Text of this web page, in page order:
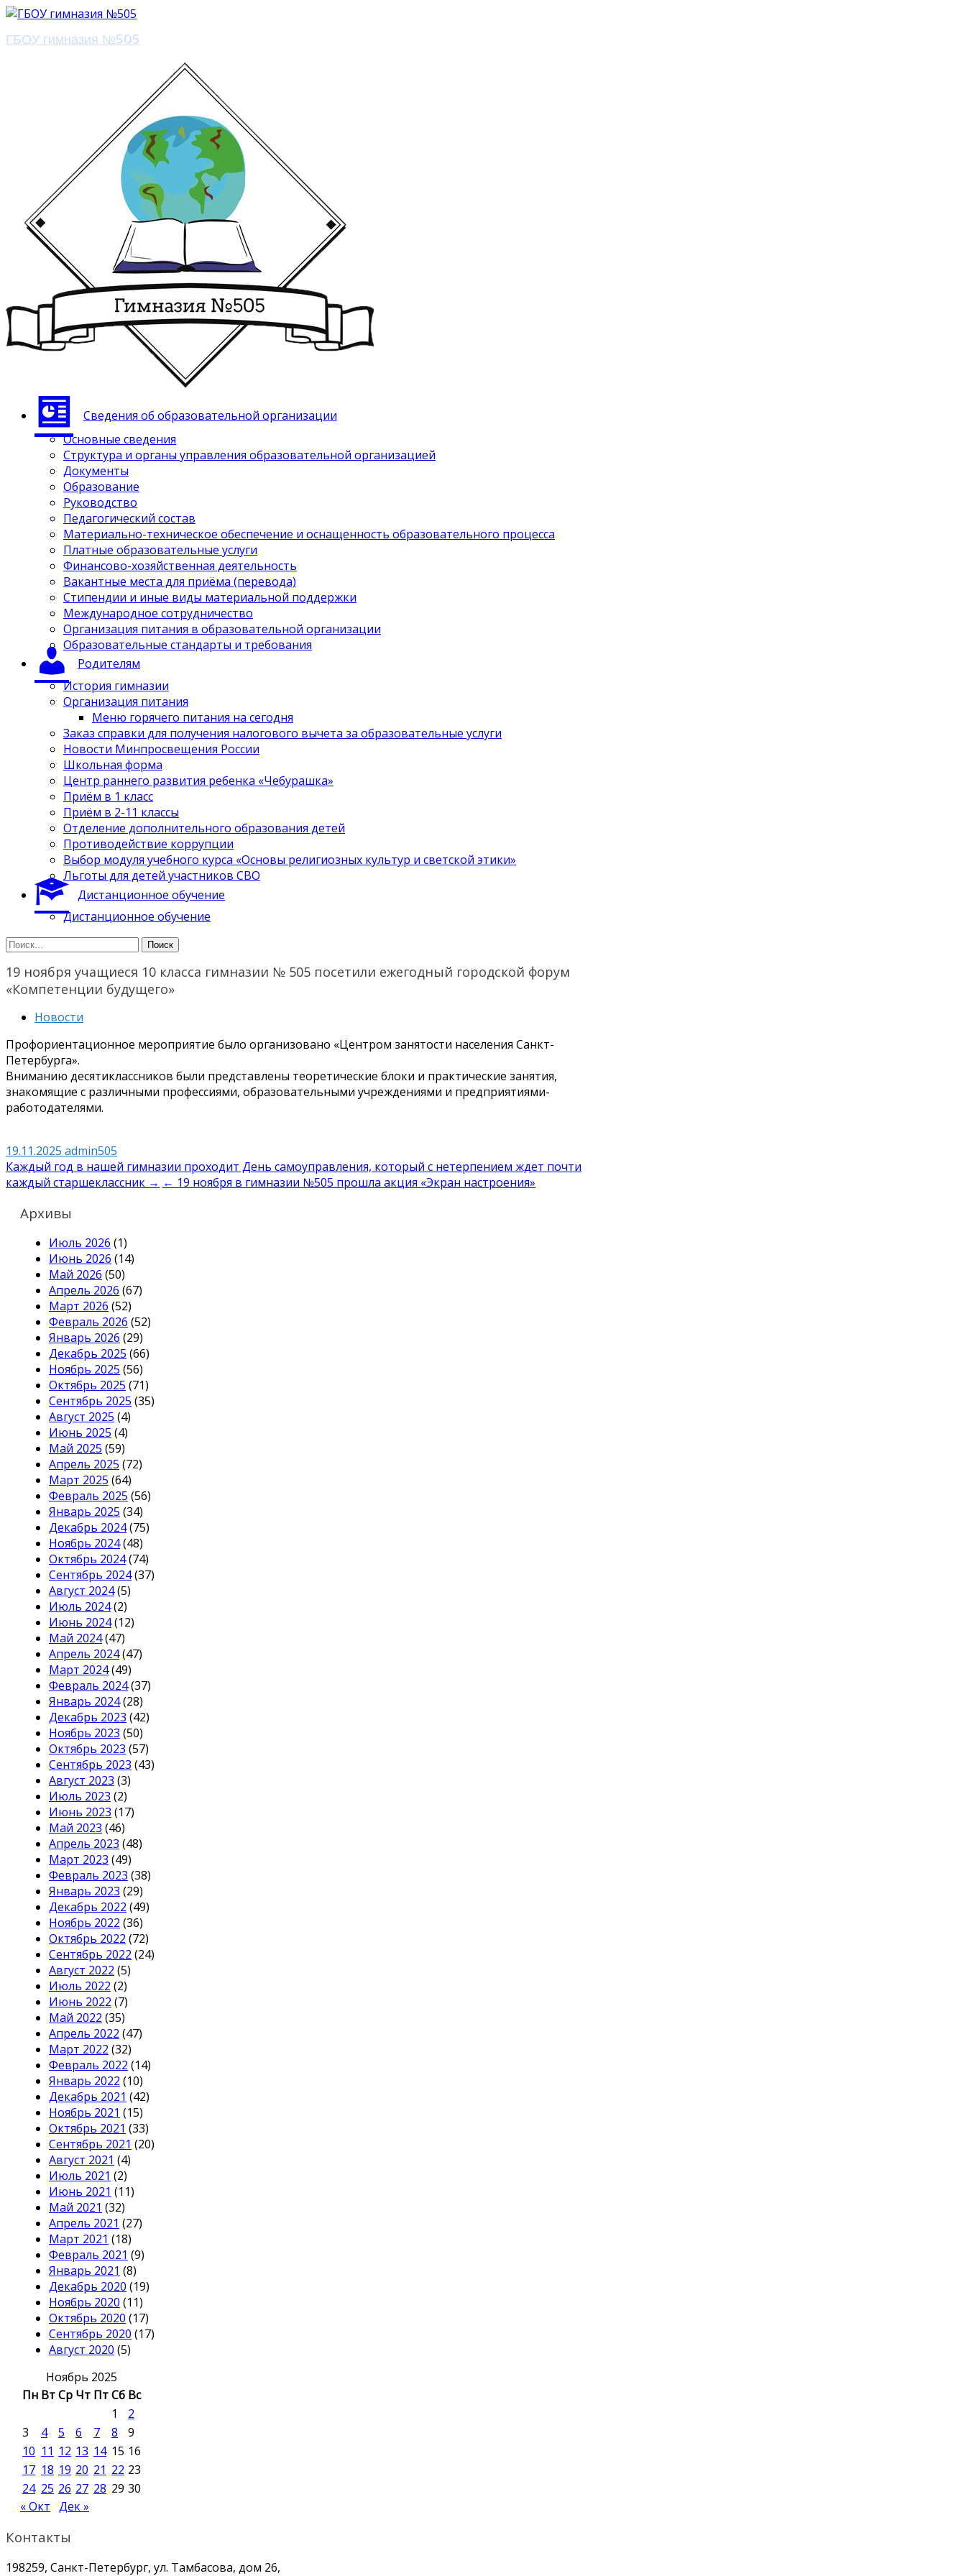
ГБОУ гимназия №505
Сведения об образовательной организации
Основные сведения
Структура и органы управления образовательной организацией
Документы
Образование
Руководство
Педагогический состав
Материально-техническое обеспечение и оснащенность образовательного процесса
Платные образовательные услуги
Финансово-хозяйственная деятельность
Вакантные места для приёма (перевода)
Стипендии и иные виды материальной поддержки
Международное сотрудничество
Организация питания в образовательной организации
Образовательные стандарты и требования
Родителям
История гимназии
Организация питания
Меню горячего питания на сегодня
Заказ справки для получения налогового вычета за образовательные услуги
Новости Минпросвещения России
Школьная форма
Центр раннего развития ребенка «Чебурашка»
Приём в 1 класс
Приём в 2-11 классы
Отделение дополнительного образования детей
Противодействие коррупции
Выбор модуля учебного курса «Основы религиозных культур и светской этики»
Льготы для детей участников СВО
Дистанционное обучение
Дистанционное обучение
Найти:
19 ноября учащиеся 10 класса гимназии № 505 посетили ежегодный городской форум
«Компетенции будущего»
Новости
Профориентационное мероприятие было организовано «Центром занятости населения Санкт-
Петербурга».
Вниманию десятиклассников были представлены теоретические блоки и практические занятия,
знакомящие с различными профессиями, образовательными учреждениями и предприятиями-
работодателями.
19.11.2025 admin505
Навигация
по
Каждый год в нашей гимназии проходит День самоуправления, который с нетерпением ждет почти
каждый старшеклассник → ← 19 ноября в гимназии №505 прошла акция «Экран настроения»
Архивы
Июль 2026 (1)
Июнь 2026 (14)
Май 2026 (50)
Апрель 2026 (67)
Март 2026 (52)
Февраль 2026 (52)
Январь 2026 (29)
Декабрь 2025 (66)
Ноябрь 2025 (56)
Октябрь 2025 (71)
Сентябрь 2025 (35)
Август 2025 (4)
Июнь 2025 (4)
Май 2025 (59)
Апрель 2025 (72)
Март 2025 (64)
Февраль 2025 (56)
Январь 2025 (34)
Декабрь 2024(75)
Ноябрь 2024(48)
Октябрь 2024(74)
Сентябрь 2024(37)
Август 2024(5)
Июль 2024(2)
Июнь 2024(12)
Май 2024(47)
Апрель 2024(47)
Март 2024(49)
Февраль 2024(37)
Январь 2024(28)
Декабрь 2023 (42)
Ноябрь 2023 (50)
Октябрь 2023 (57)
Сентябрь 2023 (43)
Август 2023 (3)
Июль 2023 (2)
Июнь 2023 (17)
Май 2023 (46)
Апрель 2023 (48)
Март 2023 (49)
Февраль 2023 (38)
Январь 2023 (29)
Декабрь 2022 (49)
Ноябрь 2022 (36)
Октябрь 2022 (72)
Сентябрь 2022 (24)
Август 2022 (5)
Июль 2022 (2)
Июнь 2022 (7)
Май 2022 (35)
Апрель 2022 (47)
Март 2022 (32)
Февраль 2022 (14)
Январь 2022 (10)
Декабрь 2021 (42)
Ноябрь 2021 (15)
Октябрь 2021 (33)
Сентябрь 2021 (20)
Август 2021 (4)
Июль 2021 (2)
Июнь 2021 (11)
Май 2021 (32)
Апрель 2021 (27)
Март 2021 (18)
Февраль 2021 (9)
Январь 2021 (8)
Декабрь 2020 (19)
Ноябрь 2020 (11)
Октябрь 2020 (17)
Сентябрь 2020 (17)
Август 2020 (5)
Ноябрь 2025
Пн ВтСр Чт ПтСб Вс
1
2
3
4 5 6 7 8
9
10 11 12 13 14 15 16
17 18 19 20 21 22 23
24 25 26 27 28 29 30
« Окт Дек »
Контакты
198259, Санкт-Петербург, ул. Тамбасова, дом 26,